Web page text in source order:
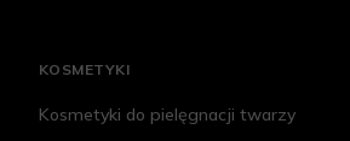
KOSMETYKI
Kosmetyki do pielęgnacji twarzy